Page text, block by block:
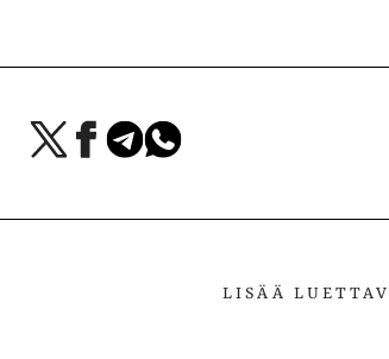
Jaa
palvelussa
Jaa Jaa Jaa
LISÄÄ